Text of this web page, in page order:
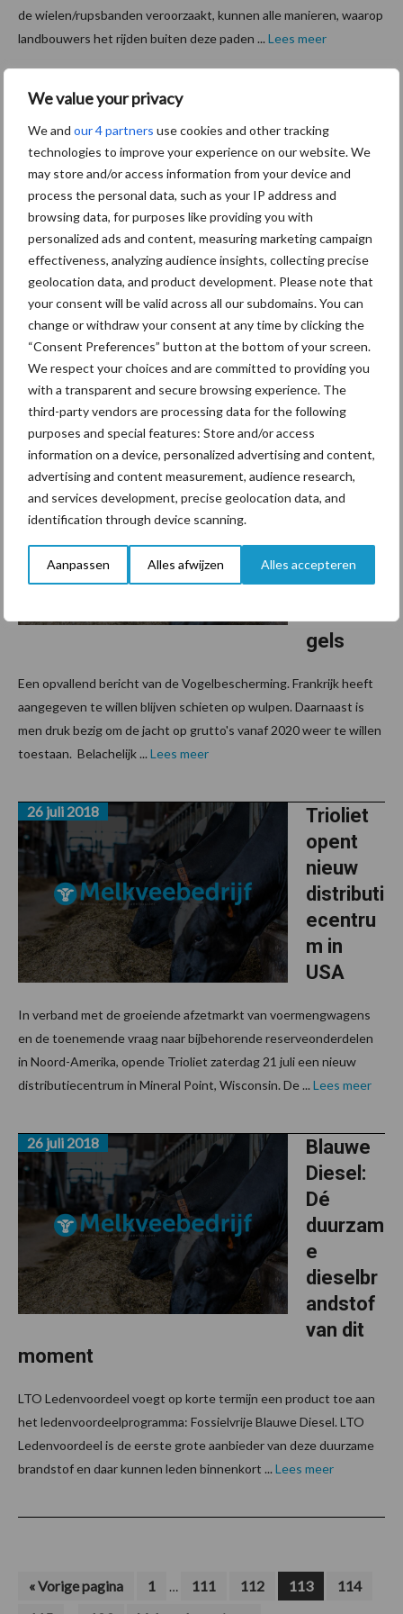
We value your privacy
We and our 4 partners use cookies and other tracking
technologies to improve your experience on our website. We
may store and/or access information from your device and
process the personal data, such as your IP address and
browsing data, for purposes like providing you with
personalized ads and content, measuring marketing campaign
effectiveness, analyzing audience insights, collecting precise
geolocation data, and product development. Please note that
your consent will be valid across all our subdomains. You can
change or withdraw your consent at any time by clicking the
“Consent Preferences” button at the bottom of your screen.
We respect your choices and are committed to providing you
with a transparent and secure browsing experience. The
third-party vendors are processing data for the following
purposes and special features: Store and/or access
information on a device, personalized advertising and content,
advertising and content measurement, audience research,
and services development, precise geolocation data, and
identification through device scanning.
Aanpassen Alles afwijzen Alles accepteren
de wielen/rupsbanden veroorzaakt, kunnen alle manieren, waarop
landbouwers het rijden buiten deze paden ... Lees meer
Luna
voor
maxima
al
comfort
voor uw
koeien!
27 juli 2018
Lely introduceert na 10 jaar een nieuwe versie van de Luna
koeborstel. De Lely Luna roterende koeborstel is ontwikkeld om
uw koeien te verzorgen, zodat stof veilig verwijderd wordt en
jeuk wordt verminderd om zo het dierenwelzijn ...Lees meer
Frankrijk
pleit
voor
ng jacht
op
gels
26 juli 2018
Een opvallend bericht van de Vogelbescherming. Frankrijk heeft
aangegeven te willen blijven schieten op wulpen. Daarnaast is
men druk bezig om de jacht op grutto's vanaf 2020 weer te willen
toestaan. Belachelijk ... Lees meer
Trioliet
opent
nieuw
distributi
ecentru
m in
USA
26 juli 2018
In verband met de groeiende afzetmarkt van voermengwagens
en de toenemende vraag naar bijbehorende reserveonderdelen
in Noord-Amerika, opende Trioliet zaterdag 21 juli een nieuw
distributiecentrum in Mineral Point, Wisconsin. De ... Lees meer
Blauwe
Diesel:
Dé
duurzam
e
dieselbr
andstof
van dit
moment
26 juli 2018
LTO Ledenvoordeel voegt op korte termijn een product toe aan
het ledenvoordeelprogramma: Fossielvrije Blauwe Diesel. LTO
Ledenvoordeel is de eerste grote aanbieder van deze duurzame
brandstof en daar kunnen leden binnenkort ... Lees meer
«Ga
Vorige pagina Pagina
1
Interim
… Pagina
111 Pagina
112 Pagina
113 Pagina
114